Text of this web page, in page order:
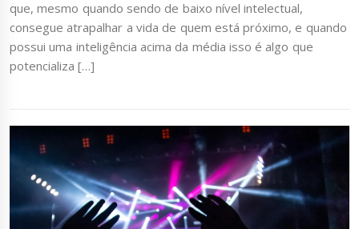
que, mesmo quando sendo de baixo nível intelectual,
consegue atrapalhar a vida de quem está próximo, e quando
possui uma inteligência acima da média isso é algo que
potencializa […]